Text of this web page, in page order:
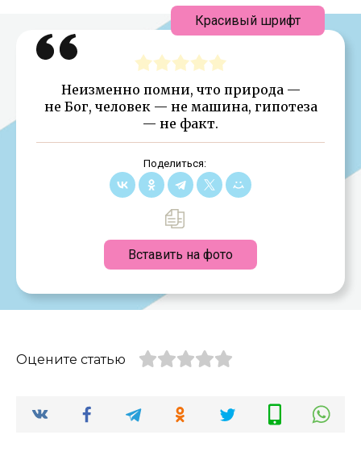
Неизменно помни, что природа —
не Бог, человек — не машина, гипотеза
— не факт.
Поделиться:
Вставить на фото
Красивый шрифт
Оцените статью